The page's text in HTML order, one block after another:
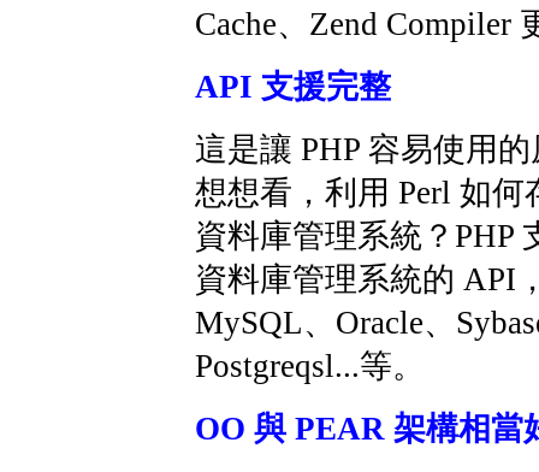
Cache、Zend Compiler
API 支援完整
這是讓 PHP 容易使用
想想看，利用 Perl 如何
資料庫管理系統？PHP
資料庫管理系統的 API
MySQL、Oracle、
Postgreqsl...等。
OO 與 PEAR 架構相當